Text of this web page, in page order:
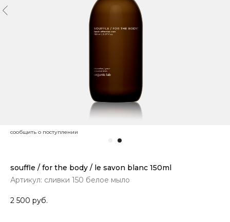
souffle / for the body / le savon blanc 150ml
Артикул: сливки 150 белое мыло
2 500 руб.